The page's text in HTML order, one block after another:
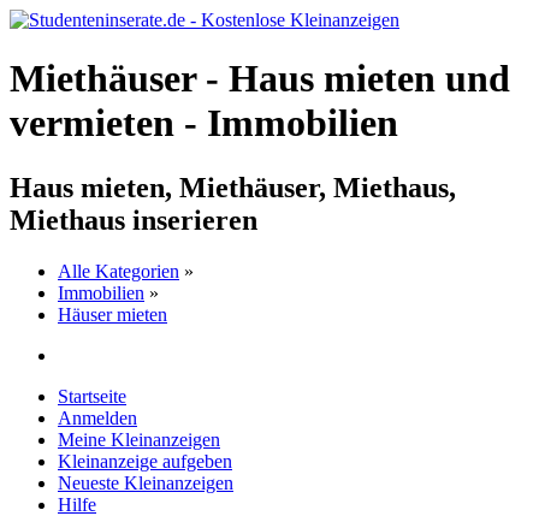
Miethäuser - Haus mieten und
vermieten - Immobilien
Haus mieten, Miethäuser, Miethaus,
Miethaus inserieren
Alle Kategorien »
Immobilien »
Häuser mieten
Startseite
Anmelden
Meine Kleinanzeigen
Kleinanzeige aufgeben
Neueste Kleinanzeigen
Hilfe